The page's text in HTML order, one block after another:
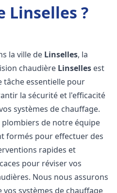
Linselles ?
la ville de Linselles, la
chaudière Linselles est
tâche essentielle pour
la sécurité et l'efficacité
systèmes de chauffage.
plombiers de notre équipe
formés pour effectuer des
rapides et
pour réviser vos
Nous nous assurons
vos systèmes de chauffage